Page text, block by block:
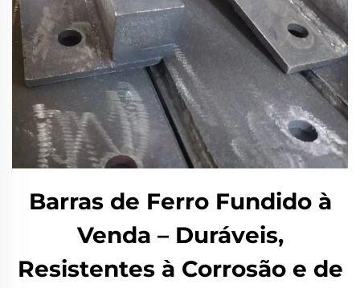
Barras de Ferro Fundido à
Venda – Duráveis,
Resistentes à Corrosão e de